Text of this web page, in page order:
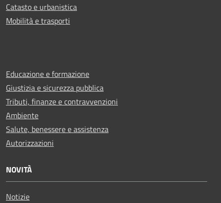
Catasto e urbanistica
Mobilità e trasporti
Educazione e formazione
Giustizia e sicurezza pubblica
Tributi, finanze e contravvenzioni
Ambiente
Salute, benessere e assistenza
Autorizzazioni
NOVITÀ
Notizie